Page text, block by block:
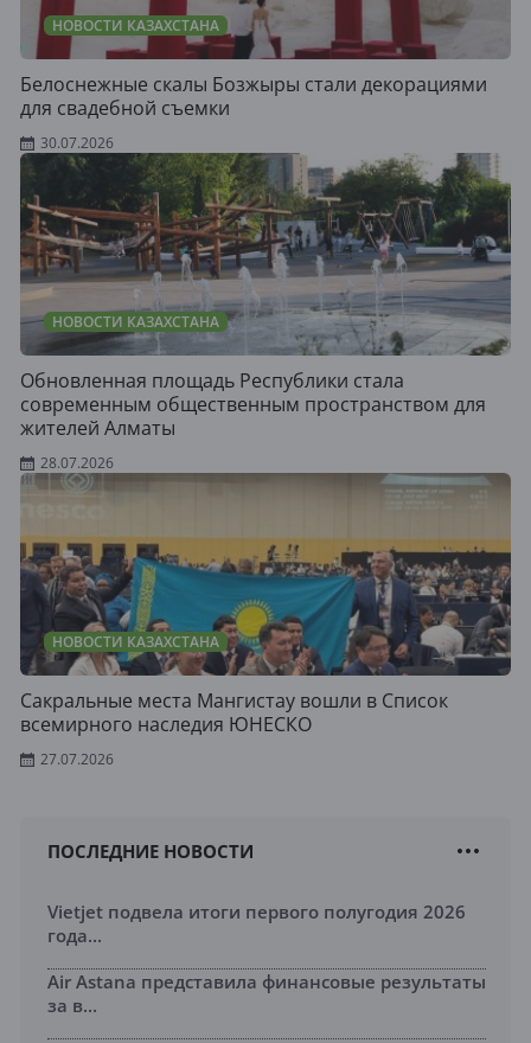
НОВОСТИ КАЗАХСТАНА
Белоснежные скалы Бозжыры стали декорациями
для свадебной съемки
30.07.2026
НОВОСТИ КАЗАХСТАНА
Обновленная площадь Республики стала
современным общественным пространством для
жителей Алматы
28.07.2026
НОВОСТИ КАЗАХСТАНА
Сакральные места Мангистау вошли в Список
всемирного наследия ЮНЕСКО
27.07.2026
ПОСЛЕДНИЕ НОВОСТИ
Vietjet подвела итоги первого полугодия 2026
года...
Air Astana представила финансовые результаты
за в...